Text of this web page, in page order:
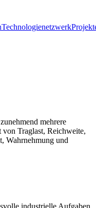
Technologienetzwerk
mehrere
Traglast, Reichweite,
Wahrnehmung und